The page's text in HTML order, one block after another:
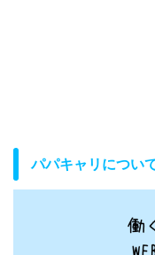
パパキャリについ